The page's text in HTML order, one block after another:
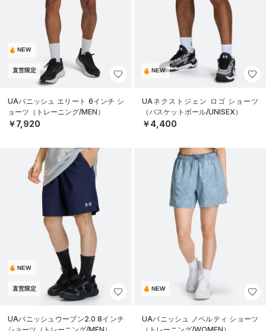
NEW
直営限定
UAバニッシュ エリート 6インチ シ
ョーツ（トレーニング/MEN）
￥7,920
NEW
UAネクストジェン ロゴ ショーツ
（バスケットボール/UNISEX）
￥4,400
NEW
直営限定
UAバニッシュウーブン2.0 8インチ
NEW
UAバニッシュ ノベルティ ショーツ